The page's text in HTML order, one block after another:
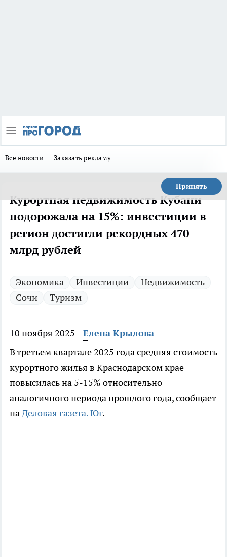
Все новости Заказать рекламу
Принять
Курортная недвижимость Кубани
подорожала на 15%: инвестиции в
регион достигли рекордных 470
млрд рублей
Экономика Инвестиции
Недвижимость
Сочи
Туризм
10 ноября 2025
Елена Крылова
В третьем квартале 2025 года средняя стоимость
курортного жилья в Краснодарском крае
повысилась на 5-15% относительно
аналогичного периода прошлого года, сообщает
наДеловая газета. Юг.